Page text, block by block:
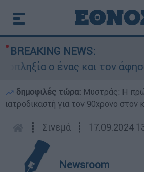
BREAKING NEWS:
ο ένας και τον άφησαν
δημοφιλές τώρα: Μυστράς: Η
ιατροδικαστή για τον 90χρονο στον
┋ Σινεμά ┋ 17.09.2024
Newsroom